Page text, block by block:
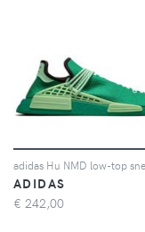
ADIDAS
€ 242,00